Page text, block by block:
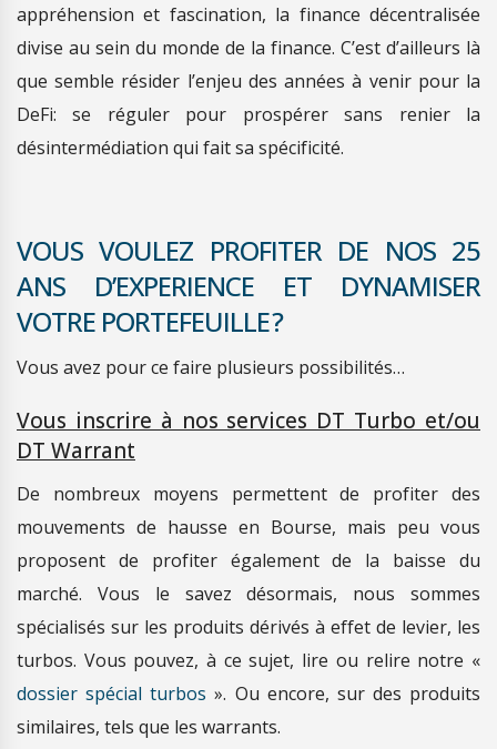
appréhension et fascination, la finance décentralisée
divise au sein du monde de la finance. C’est d’ailleurs là
que semble résider l’enjeu des années à venir pour la
DeFi: se réguler pour prospérer sans renier la
désintermédiation qui fait sa spécificité.
VOUS VOULEZ PROFITER DE NOS 25
ANS D’EXPERIENCE ET DYNAMISER
VOTRE PORTEFEUILLE ?
Vous avez pour ce faire plusieurs possibilités…
Vous inscrire à nos services DT Turbo et/ou
DT Warrant
De nombreux moyens permettent de profiter des
mouvements de hausse en Bourse, mais peu vous
proposent de profiter également de la baisse du
marché. Vous le savez désormais, nous sommes
spécialisés sur les produits dérivés à effet de levier, les
turbos. Vous pouvez, à ce sujet, lire ou relire notre «
dossier spécial turbos ». Ou encore, sur des produits
similaires, tels que les warrants.